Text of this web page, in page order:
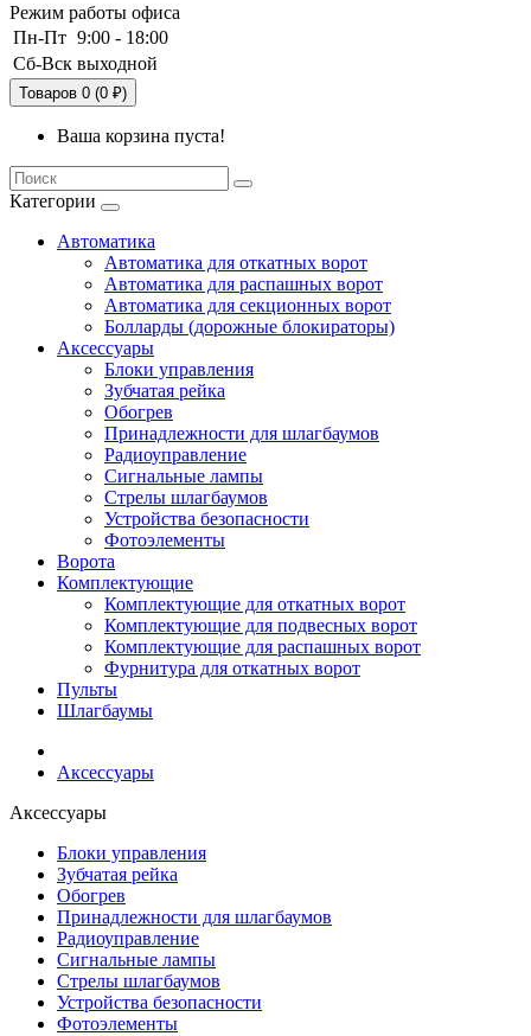
Режим работы офиса
Пн-Пт 9:00 - 18:00
Сб-Вск выходной
Товаров 0 (0 ₽)
Ваша корзина пуста!
Категории
Автоматика
Автоматика для откатных ворот
Автоматика для распашных ворот
Автоматика для секционных ворот
Болларды (дорожные блокираторы)
Аксессуары
Блоки управления
Зубчатая рейка
Обогрев
Принадлежности для шлагбаумов
Радиоуправление
Сигнальные лампы
Стрелы шлагбаумов
Устройства безопасности
Фотоэлементы
Ворота
Комплектующие
Комплектующие для откатных ворот
Комплектующие для подвесных ворот
Комплектующие для распашных ворот
Фурнитура для откатных ворот
Пульты
Шлагбаумы
Аксессуары
Аксессуары
Блоки управления
Зубчатая рейка
Обогрев
Принадлежности для шлагбаумов
Радиоуправление
Сигнальные лампы
Стрелы шлагбаумов
Устройства безопасности
Фотоэлементы